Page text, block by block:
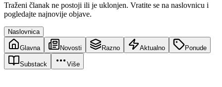
Traženi članak ne postoji ili je uklonjen. Vratite se na naslovnicu i
pogledajte najnovije objave.
Naslovnica
Glavna Novosti Razno Aktualno Ponude
Substack Više